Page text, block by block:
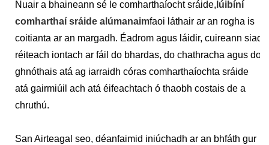
Nuair a bhaineann sé le comharthaíocht sráide, lúibíní
comharthaí sráide alúmanaimfaoi ​​láthair ar an rogha is
coitianta ar an margadh. Éadrom agus láidir, cuireann siad
réiteach iontach ar fáil do bhardas, do chathracha agus do
ghnóthais atá ag iarraidh córas comharthaíochta sráide
atá gairmiúil ach atá éifeachtach ó thaobh costais de a
chruthú.
San Airteagal seo, déanfaimid iniúchadh ar an bhfáth gur